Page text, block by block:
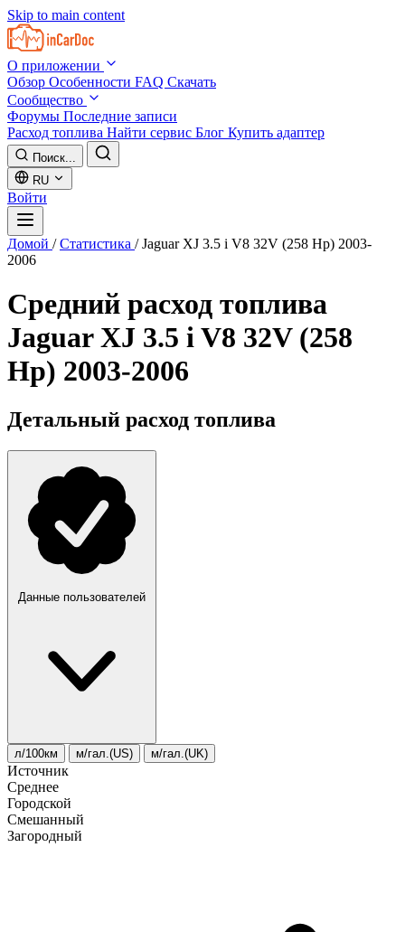
Skip to main content
О приложении
Обзор Особенности FAQ Скачать
Сообщество
Форумы Последние записи
Расход топлива Найти сервис Блог Купить адаптер
Поиск...
RU
Войти
Домой / Статистика / Jaguar XJ 3.5 i V8 32V (258 Hp) 2003-
2006
Средний расход топлива
Jaguar XJ 3.5 i V8 32V (258
Hp) 2003-2006
Детальный расход топлива
Данные пользователей
л/100км м/гал.(US) м/гал.(UK)
Источник
Среднее
Городской
Смешанный
Загородный